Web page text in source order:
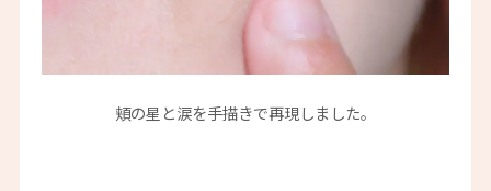
頬の星と涙を手描きで再現しました。